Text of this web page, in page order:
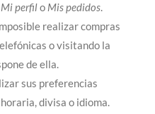
Mi perfilo Mis pedidos.
realizar compras
o visitando la
de ella.
sus preferencias
divisa o idioma.